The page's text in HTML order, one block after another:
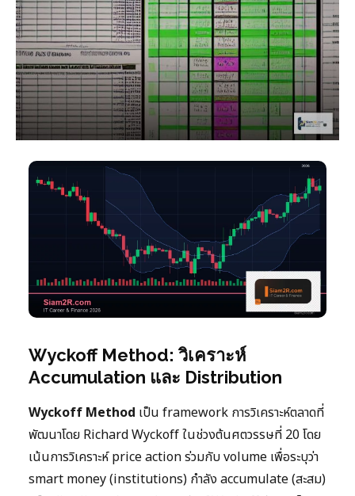
Wyckoff Method: วิเคราะห์
Accumulation และ Distribution
Wyckoff Method เป็น framework การวิเคราะห์ตลาดที่
พัฒนาโดย Richard Wyckoff ในช่วงต้นศตวรรษที่ 20 โดย
เน้นการวิเคราะห์ price action ร่วมกับ volume เพื่อระบุว่า
smart money (institutions) กำลัง accumulate (สะสม)